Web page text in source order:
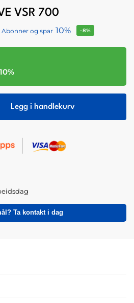
VSR 700
Abonner og spar 10% -8%
10%
Legg i handlekurv
Ta kontakt i dag